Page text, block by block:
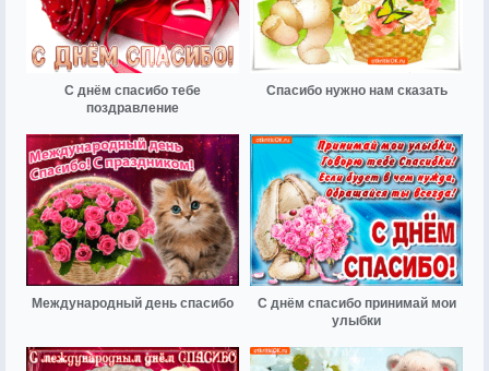
С днём спасибо тебе
поздравление
Спасибо нужно нам сказать
Международный день спасибо
С днём спасибо принимай мои
улыбки